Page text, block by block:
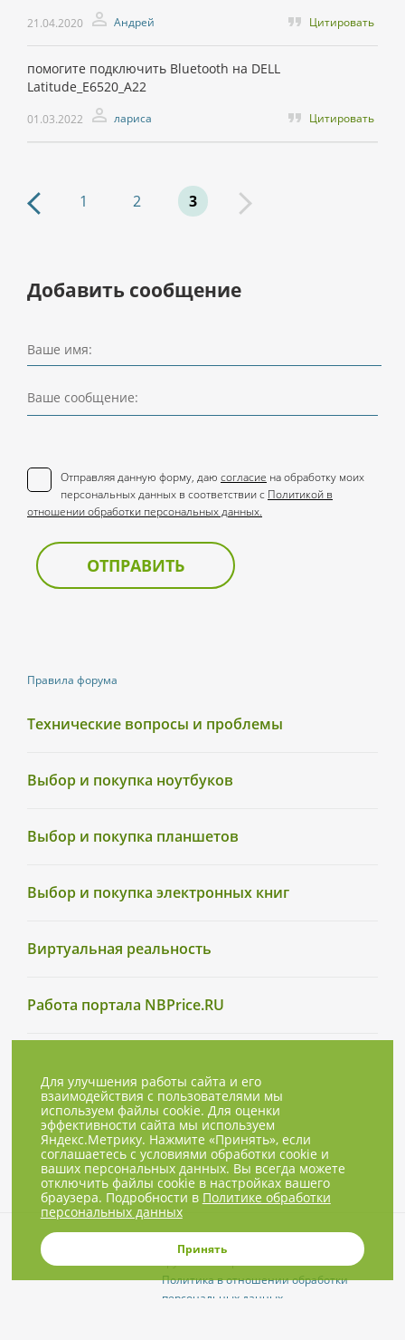
Правила форума
Технические вопросы и проблемы
Выбор и покупка ноутбуков
Выбор и покупка планшетов
Выбор и покупка электронных книг
Виртуальная реальность
Работа портала NBPrice.RU
21.04.2020 Андрей Цитировать
помогите подключить Bluetooth на DELL
Latitude_Е6520_А22
01.03.2022 лариса Цитировать
1 2 3
Добавить сообщение
Ваше имя:
Ваше сообщение:
Отправляя данную форму, даю согласие на обработку моих
персональных данных в соответствии с Политикой в
отношении обработки персональных данных.
ОТПРАВИТЬ
© 2001-2026, NBPrice.ru — проект
Политика в отношении обработки
персональных данных
Для улучшения работы сайта и его
взаимодействия с пользователями мы
используем файлы cookie. Для оценки
эффективности сайта мы используем
Яндекс.Метрику. Нажмите «Принять», если
соглашаетесь с условиями обработки cookie и
ваших персональных данных. Вы всегда можете
отключить файлы cookie в настройках вашего
браузера. Подробности в Политике обработки
персональных данных
Принять